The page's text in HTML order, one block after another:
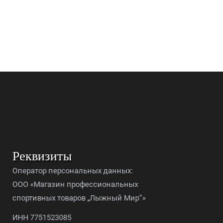
Реквизиты
Оператор персональных данных:
ООО «Магазин профессиональных
спортивных товаров „Лыжный Мир“»
ИНН 7751523085